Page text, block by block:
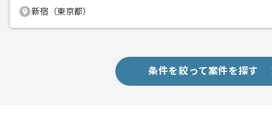
新宿（東京都）
条件を絞って案件を探す